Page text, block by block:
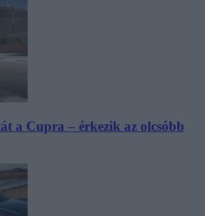
a Cupra – érkezik az olcsóbb